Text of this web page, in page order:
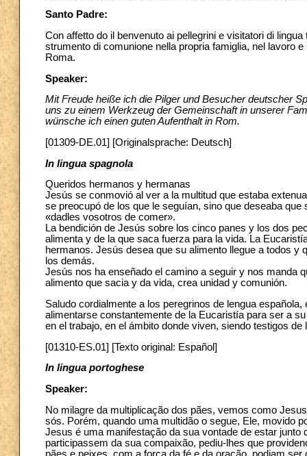
Santo Padre:
Con affetto do il benvenuto ai pellegrini e visitatori di
strumento di comunione nella propria famiglia, nel lavoro
Roma.
Speaker:
Mit Freude heiße ich die Pilger und Besucher deutscher
uns zu einem Werkzeug der Gemeinschaft in unserer
wünsche ich einen guten Aufenthalt in Rom.
[01309-DE.01] [Originalsprache: Deutsch]
In lingua spagnola
Queridos hermanos y hermanas
Jesús se conmovió al ver a la multitud que estaba
se preocupó de los que le seguían, sino que deseaba
«dadles vosotros de comer».
La bendición de Jesús sobre los cinco panes y los dos
alimenta y de la que saca fuerza para la vida. La
hermanos. Jesús desea que su alimento llegue a todos
los demás.
Jesús nos ha enseñado el camino a seguir y nos manda
alimento que sacia y da vida, crea unidad y comunión.
Saludo cordialmente a los peregrinos de lengua
alimentarse constantemente de la Eucaristía para ser a
en el trabajo, en el ámbito donde viven, siendo testigos
[01310-ES.01] [Texto original: Español]
In lingua portoghese
Speaker:
No milagre da multiplicação dos pães, vemos como
sós. Porém, quando uma multidão o segue, Ele, movido
Jesus é uma manifestação da sua vontade de estar
participassem da sua compaixão, pediu-lhes que
pães e peixes, com a força da fé e da oração, podiam